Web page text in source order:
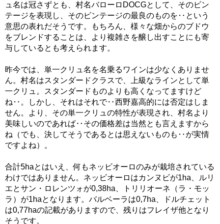
ュ名は冠さずとも、村名バローロDOCGとして、そのビン
テージを表現し、そのビンテージの最良のものを‥という
意思の表れだそうです。もちろん、様々な畑からのブドウ
をブレンドすることは、より複雑さを醸し出すことにも寄
与しているとも考えられます。
昨今では、単一クリュ名を名乗るワインは少なくありませ
ん。村名はスタンダードクラスで、上級なラインとして単
一クリュ。スタンダードものよりも高くなってますけど
ね‥。しかし、それはそれで‥西野嘉高的には否定はしま
せん。より、その単一クリュの特性が表現され、村名より
美味しいのであれば‥その価格差は当然とも言えますから
ね（でも、決してそうであるとは思えないものも‥が実情
ですよね）。
合計5haとはいえ、何もネッビオーロのみが栽培されている
わけではありません。ネッビオーロはカンヌビが1ha、ルリ
エとサン・ロレンツォが0,38ha、トリリオーネ（ラ・モッ
ラ）が1haとなります。バルベーラは0,7ha、ドルチェット
は0,77haの記載がありますので、残りはフレイザ他となり
そうです。